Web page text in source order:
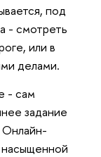
под
- смотреть
или в
делами.
- сам
задание
Онлайн-